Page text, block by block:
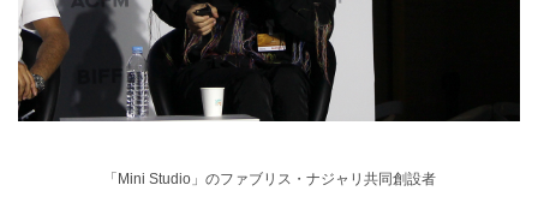
「Mini Studio」のファブリス・ナジャリ共同創設者